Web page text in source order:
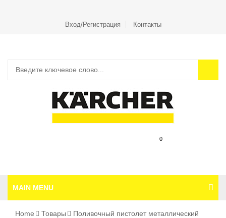
Вход/Регистрация Контакты
0
MAIN MENU
Home Товары
Поливочный пистолет металлический